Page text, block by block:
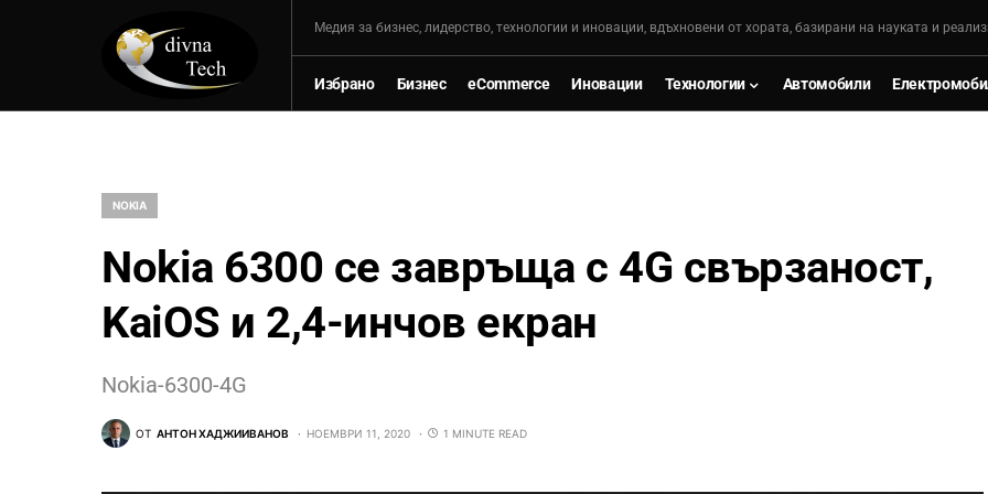
Mедия за бизнес, лидерство, технологии и иновации, вдъхновени от хората, базирани на науката и
Избрано Бизнес eCommerce Иновации Технологии Автомобили
NOKIA
Nokia 6300 се завръща с 4G свързаност,
KaiOS и 2,4-инчов екран
Nokia-6300-4G
ОТ АНТОН ХАДЖИИВАНОВ НОЕМВРИ 11, 2020 1 MINUTE READ